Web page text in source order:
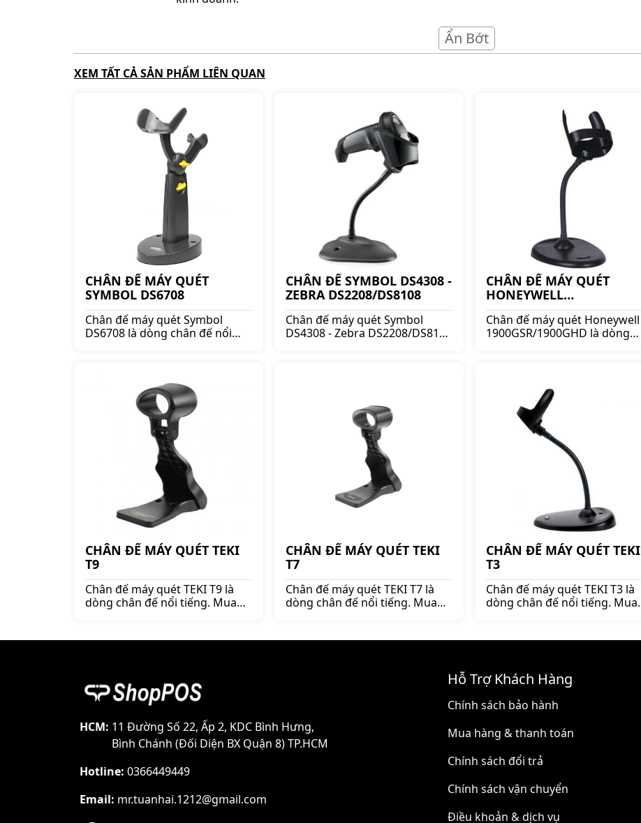
Ẩn Bớt
XEM TẤT CẢ SẢN PHẨM LIÊN QUAN
CHÂN ĐẾ MÁY QUÉT
SYMBOL DS6708
Chân đế máy quét Symbol
DS6708 là dòng chân đế nổi
CHÂN ĐẾ SYMBOL DS4308 -
ZEBRA DS2208/DS8108
Chân đế máy quét Symbol
DS4308 - Zebra DS2208/DS8108
CHÂN ĐẾ MÁY QUÉT
HONEYWELL
1900GSR/1900GHD
Chân đế máy quét Honeywell
1900GSR/1900GHD là dòng
CHÂN ĐẾ MÁY QUÉT TEKI
T9
Chân đế máy quét TEKI T9 là
dòng chân đế nổi tiếng. Mua
nhiều ưu đãi và giá tốt!!
CHÂN ĐẾ MÁY QUÉT TEKI
T7
Chân đế máy quét TEKI T7 là
dòng chân đế nổi tiếng. Mua
nhiều ưu đãi và giá tốt!!
CHÂN ĐẾ MÁY QUÉT TEKI
T3
Chân đế máy quét TEKI T3 là
dòng chân đế nổi tiếng. Mua
nhiều ưu đãi và giá tốt!!
HCM: 11 Đường Số 22, Ấp 2, KDC Bình Hưng,
Bình Chánh (Đối Diện BX Quận 8) TP.HCM
Hotline: 0366449449
Email: mr.tuanhai.1212@gmail.com
Hỗ Trợ Khách Hàng
Chính sách bảo hành
Mua hàng & thanh toán
Chính sách đổi trả
Chính sách vận chuyển
Điều khoản & dịch vụ